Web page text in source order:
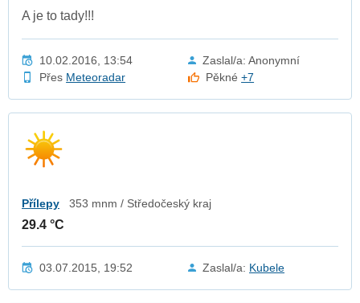
A je to tady!!!
10.02.2016, 13:54
Zaslal/a: Anonymní
Přes Meteoradar Pěkné+7
Přílepy 353 mnm / Středočeský kraj
29.4 °C
03.07.2015, 19:52 Zaslal/a: Kubele